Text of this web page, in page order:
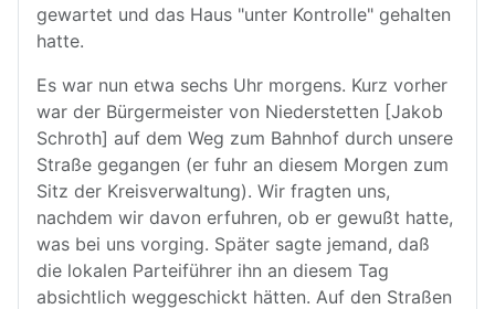
gewartet und das Haus "unter Kontrolle" gehalten
hatte.
Es war nun etwa sechs Uhr morgens. Kurz vorher
war der Bürgermeister von Niederstetten [Jakob
Schroth] auf dem Weg zum Bahnhof durch unsere
Straße gegangen (er fuhr an diesem Morgen zum
Sitz der Kreisverwaltung). Wir fragten uns,
nachdem wir davon erfuhren, ob er gewußt hatte,
was bei uns vorging. Später sagte jemand, daß
die lokalen Parteiführer ihn an diesem Tag
absichtlich weggeschickt hätten. Auf den Straßen